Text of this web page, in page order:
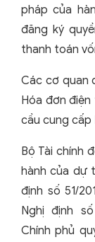
pháp của
đăng ký
thanh toán
Các cơ quan
Hóa đơn
cầu cung cấp
Bộ Tài chính
hành của dự
định số 51/
Nghị định số
Chính phủ